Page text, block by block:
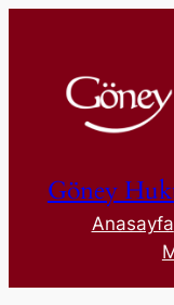
Göney
Anasayfa